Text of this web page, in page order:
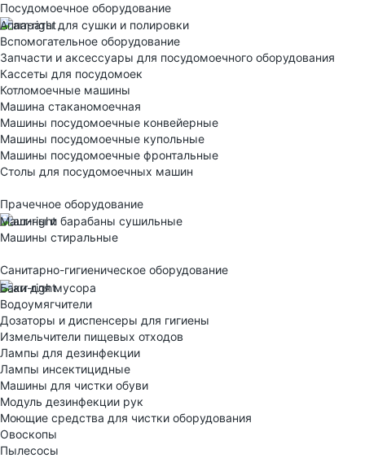
Посудомоечное оборудование
Аппараты для сушки и полировки
Вспомогательное оборудование
Запчасти и аксессуары для посудомоечного оборудования
Кассеты для посудомоек
Котломоечные машины
Машина стаканомоечная
Машины посудомоечные конвейерные
Машины посудомоечные купольные
Машины посудомоечные фронтальные
Столы для посудомоечных машин
Прачечное оборудование
Машины и барабаны сушильные
Машины стиральные
Санитарно-гигиеническое оборудование
Баки для мусора
Водоумягчители
Дозаторы и диспенсеры для гигиены
Измельчители пищевых отходов
Лампы для дезинфекции
Лампы инсектицидные
Машины для чистки обуви
Модуль дезинфекции рук
Моющие средства для чистки оборудования
Овоскопы
Пылесосы